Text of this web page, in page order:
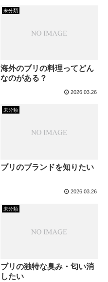
未分類
海外のブリの料理ってどん
なのがある？
2026.03.26
未分類
ブリのブランドを知りたい
2026.03.26
未分類
ブリの独特な臭み・匂い消
したい